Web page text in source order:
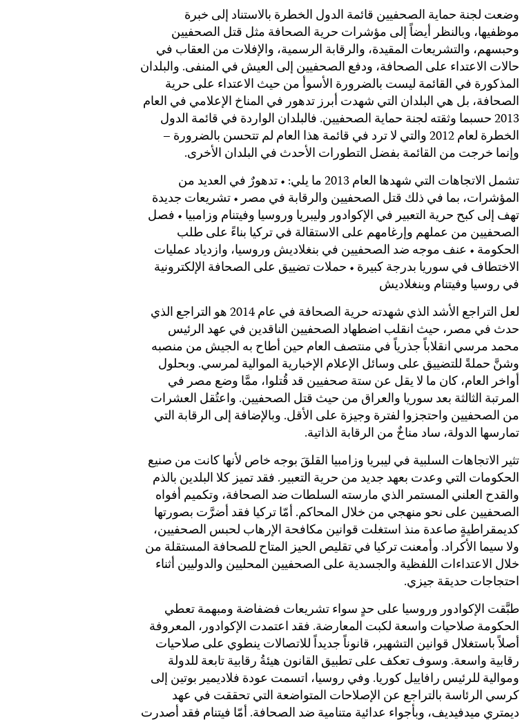
وضعت لجنة حماية الصحفيين قائمة الدول الخطرة بالاستناد إلى خبرة
موظفيها، وبالنظر أيضاً إلى مؤشرات حرية الصحافة مثل قتل الصحفيين
وحبسهم، والتشريعات المقيدة، والرقابة الرسمية، والإفلات من العقاب في
حالات الاعتداء على الصحافة، ودفع الصحفيين إلى العيش في المنفى. والبلدان
المذكورة في القائمة ليست بالضرورة الأسوأ من حيث الاعتداء على حرية
الصحافة، بل هي البلدان التي شهدت أبرز تدهور في المناخ الإعلامي في العام
2013 حسبما وثقته لجنة حماية الصحفيين. فالبلدان الواردة في قائمة الدول
الخطرة لعام 2012 والتي لا ترد في قائمة هذا العام لم تتحسن بالضرورة –
وإنما خرجت من القائمة بفضل التطورات الأحدث في البلدان الأخرى.
تشمل الاتجاهات التي شهدها العام 2013 ما يلي: • تدهورٌ في العديد من
المؤشرات، بما في ذلك قتل الصحفيين والرقابة في مصر • تشريعات جديدة
تهف إلى كبح حرية التعبير في الإكوادور وليبريا وروسيا وفيتنام وزامبيا • فصل
الصحفيين من عملهم وإرغامهم على الاستقالة في تركيا بناءً على طلب
الحكومة • عنف موجه ضد الصحفيين في بنغلاديش وروسيا، وازدياد عمليات
الاختطاف في سوريا بدرجة كبيرة • حملات تضييق على الصحافة الإلكترونية
في روسيا وفيتنام وبنغلاديش
لعل التراجع الأشد الذي شهدته حرية الصحافة في عام 2014 هو التراجع الذي
حدث في مصر، حيث انقلب اضطهاد الصحفيين الناقدين في عهد الرئيس
محمد مرسي انقلاباً جذرياً في منتصف العام حين أطاح به الجيش من منصبه
وشنَّ حملةً للتضييق على وسائل الإعلام الإخبارية الموالية لمرسي. وبحلول
أواخر العام، كان ما لا يقل عن ستة صحفيين قد قُتلوا، ممَّا وضع مصر في
المرتبة الثالثة بعد سوريا والعراق من حيث قتل الصحفيين. واعتُقل العشرات
من الصحفيين واحتجزوا لفترة وجيزة على الأقل. وبالإضافة إلى الرقابة التي
تمارسها الدولة، ساد مناخٌ من الرقابة الذاتية.
تثير الاتجاهات السلبية في ليبريا وزامبيا القلقَ بوجه خاص لأنها كانت من صنيع
الحكومات التي وعدت بعهد جديد من حرية التعبير. فقد تميز كلا البلدين بالذم
والقدح العلني المستمر الذي مارسته السلطات ضد الصحافة، وتكميم أفواه
الصحفيين على نحو منهجي من خلال المحاكم. أمّا تركيا فقد أضرَّت بصورتها
كديمقراطيةٍ صاعدة منذ استغلت قوانين مكافحة الإرهاب لحبس الصحفيين،
ولا سيما الأكراد. وأمعنت تركيا في تقليص الحيز المتاح للصحافة المستقلة من
خلال الاعتداءات اللفظية والجسدية على الصحفيين المحليين والدوليين أثناء
احتجاجات حديقة جيزي.
طبَّقت الإكوادور وروسيا على حدٍ سواء تشريعات فضفاضة ومبهمة تعطي
الحكومة صلاحيات واسعة لكبت المعارضة. فقد اعتمدت الإكوادور، المعروفة
أصلاً باستغلال قوانين التشهير، قانوناً جديداً للاتصالات ينطوي على صلاحيات
رقابية واسعة. وسوف تعكف على تطبيق القانون هيئةُ رقابية تابعة للدولة
وموالية للرئيس رافاييل كوريا. وفي روسيا، اتسمت عودة فلاديمير بوتين إلى
كرسي الرئاسة بالتراجع عن الإصلاحات المتواضعة التي تحققت في عهد
ديمتري ميدفيديف، وبأجواء عدائية متنامية ضد الصحافة. أمّا فيتنام فقد أصدرت